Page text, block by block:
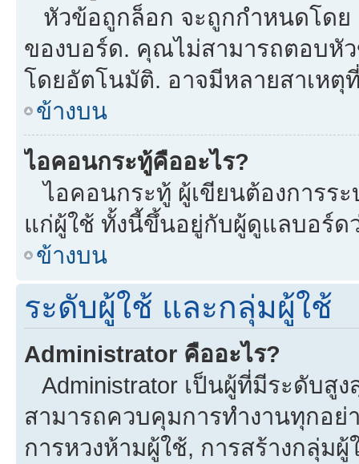
หัวข้อถูกล็อก จะถูกกำหนดโดย
ของบอร์ด. คุณไม่สามารถตอบหั
โดยอัตโนมัติ. อาจมีหลายสาเหตุ
ข้างบน
ไอคอนกระทู้คืออะไร?
ไอคอนกระทู้ ผู้เขียนต้องการร
แก่ผู้ใช้ ทั้งนี้ขึ้นอยู่กับผู้ดูแลบอร์ด
ข้างบน
ระดับผู้ใช้ และกลุ่มผู้ใช้
Administrator คืออะไร?
Administrator เป็นผู้ที่มีระดับสู
สามารถควบคุมการทำงานทุกอย่
การหวงห้ามผู้ใช้, การสร้างกลุ่ม